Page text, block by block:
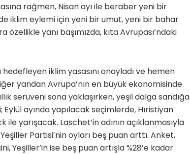
rağmen, Nisan ayı ile beraber yeni bir
iklim eylemi için yeni bir umut, yeni bir bahar
özellikle yanı başımızda, kıta Avrupası’ndaki
hedefleyen iklim yasasını onayladı ve hemen
yandan Avrupa’nın en büyük ekonomisinde
serüveni sona yaklaşırken, yeşil dalga sandığa
ayında yapılacak seçimlerde, Hıristiyan
yarışacak. Laschet’in adının açıklanmasıyla
Partisi’nin oyları beş puan arttı. Anket,
Yeşiller’in ise beş puan artışla %28’e kadar